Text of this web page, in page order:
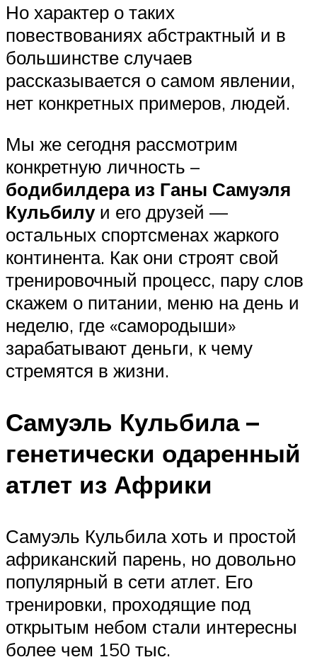
Но характер о таких
повествованиях абстрактный и в
большинстве случаев
рассказывается о самом явлении,
нет конкретных примеров, людей.
Мы же сегодня рассмотрим
конкретную личность –
бодибилдера из Ганы Самуэля
Кульбилуи его друзей —
остальных спортсменах жаркого
континента. Как они строят свой
тренировочный процесс, пару слов
скажем о питании, меню на день и
неделю, где «самородыши»
зарабатывают деньги, к чему
стремятся в жизни.
Самуэль Кульбила –
генетически одаренный
атлет из Африки
Самуэль Кульбила хоть и простой
африканский парень, но довольно
популярный в сети атлет. Его
тренировки, проходящие под
открытым небом стали интересны
более чем 150 тыс.